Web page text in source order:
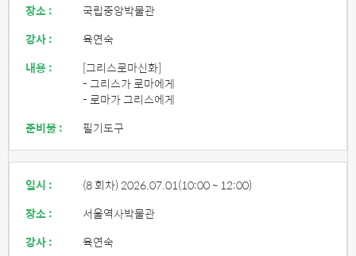
장소 :
국립중앙박물관
강사 :
육연숙
내용 :
[그리스로마신화]
- 그리스가 로마에게
- 로마가 그리스에게
준비물 :
필기도구
일시 : (8 회차) 2026.07.01(10:00 ~ 12:00)
장소 :
서울역사박물관
강사 :
육연숙